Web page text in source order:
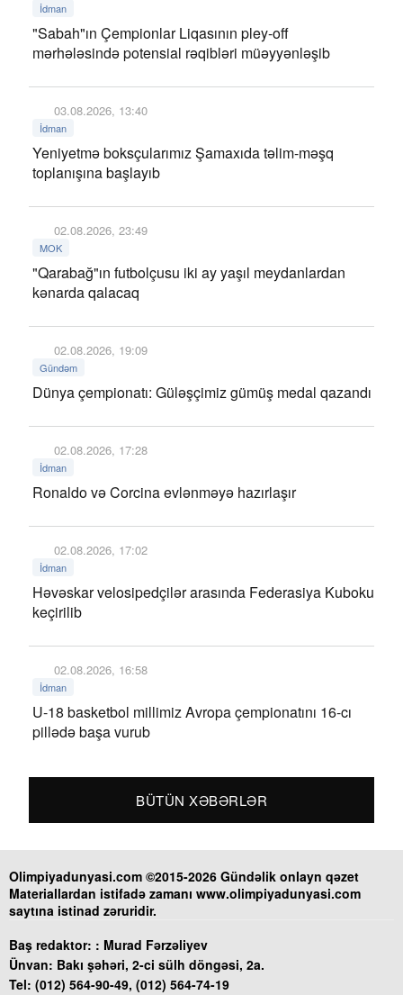
İdman
"Sabah"ın Çempionlar Liqasının pley-off
mərhələsində potensial rəqibləri müəyyənləşib
03.08.2026, 13:40
İdman
Yeniyetmə boksçularımız Şamaxıda təlim-məşq
toplanışına başlayıb
02.08.2026, 23:49
MOK
"Qarabağ"ın futbolçusu iki ay yaşıl meydanlardan
kənarda qalacaq
02.08.2026, 19:09
Gündəm
Dünya çempionatı: Güləşçimiz gümüş medal qazandı
02.08.2026, 17:28
İdman
Ronaldo və Corcina evlənməyə hazırlaşır
02.08.2026, 17:02
İdman
Həvəskar velosipedçilər arasında Federasiya Kuboku
keçirilib
02.08.2026, 16:58
İdman
U-18 basketbol millimiz Avropa çempionatını 16-cı
pillədə başa vurub
BÜTÜN XƏBƏRLƏR
Olimpiyadunyasi.com ©2015-2026 Gündəlik onlayn qəzet
Materiallardan istifadə zamanı www.olimpiyadunyasi.com
saytına istinad zəruridir.
Baş redaktor: : Murad Fərzəliyev
Ünvan: Bakı şəhəri, 2-ci sülh döngəsi, 2a.
Tel: (012) 564-90-49, (012) 564-74-19